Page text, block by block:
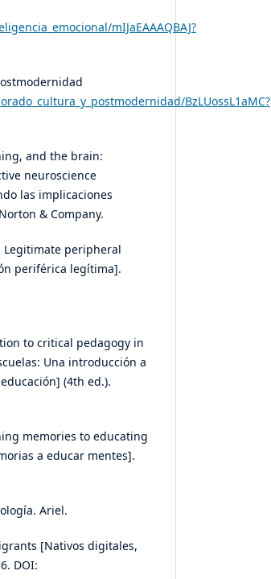
mIJaEAAAQBAJ?
BzLUossL1aMC?
and the brain:
neuroscience
las implicaciones
& Company.
Legitimate peripheral
periférica legítima].
to critical pedagogy in
Una introducción a
(4th ed.).
memories to educating
a educar mentes].
Ariel.
[Nativos digitales,
DOI: